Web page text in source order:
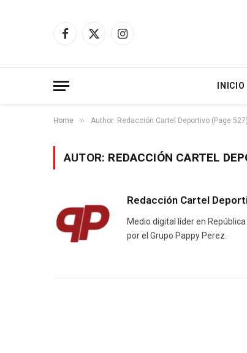
Facebook
X
Instagram
INICIO
Home » Author: Redacción Cartel Deportivo (Page 527)
AUTOR: REDACCIÓN CARTEL
Redacción Cartel
Medio digital líder en
por el Grupo Pappy Perez.